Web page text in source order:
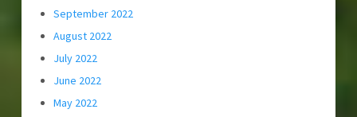
September 2022
August 2022
July 2022
June 2022
May 2022